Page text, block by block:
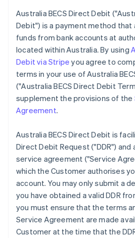
Australia BECS Direct Debit
Debit") is a payment method
funds from bank accounts at
located within Australia. By using
Debit via Stripe you agree to
terms in your use of Australia
("Australia BECS Direct Debit
supplement the provisions of the
Agreement.
Australia BECS Direct Debit is
Direct Debit Request ("DDR") and
service agreement ("Service
which the Customer authorises
account. You may only submit a
you have obtained a valid DDR
you must ensure that the terms
Service Agreement are made
Customer at the time that the